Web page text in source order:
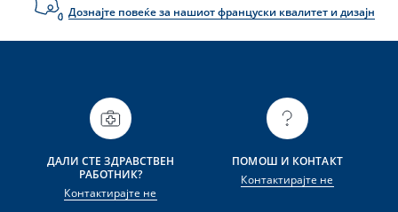
Дознајте повеќе за нашиот француски квалитет и дизајн
ДАЛИ СТЕ ЗДРАВСТВЕН
РАБОТНИК?
Контактирајте не
ПОМОШ И КОНТАКТ
Контактирајте не